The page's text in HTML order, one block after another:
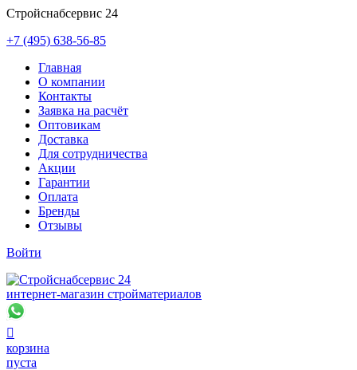
Стройснабсервис 24
+7 (495) 638-56-85
Главная
О компании
Контакты
Заявка на расчёт
Оптовикам
Доставка
Для сотрудничества
Акции
Гарантии
Оплата
Бренды
Отзывы
Войти
интернет-магазин стройматериалов

корзина
пуста